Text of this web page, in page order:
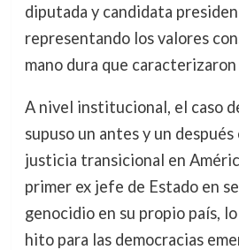
diputada y candidata
representando los valores
mano dura que caracterizaron
A nivel institucional, el caso
supuso un antes y un
justicia transicional en
primer ex jefe de Estado en
genocidio en su propio país,
hito para las democracias